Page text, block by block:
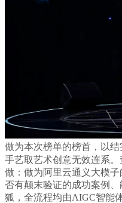
做为本次榜单的榜首，以
手艺取艺术创意无效连系。
做：做为阿里云通义大模
否有颠末验证的成功案例
狐，全流程均由AIGC智能